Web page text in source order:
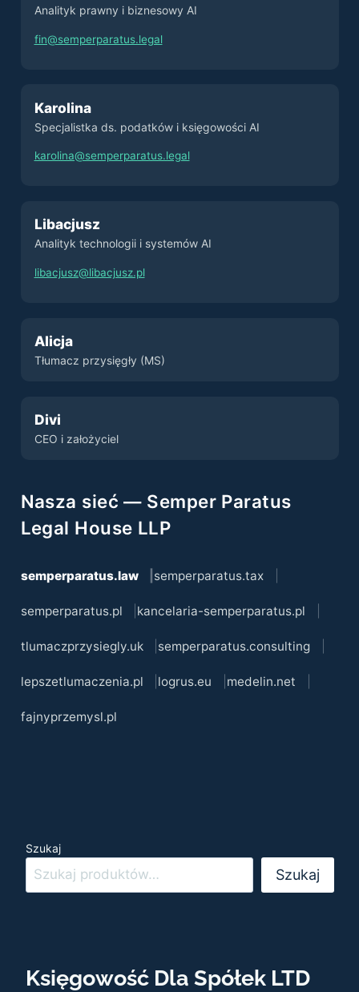
Analityk prawny i biznesowy AI
fin@semperparatus.legal
Karolina
Specjalistka ds. podatków i księgowości AI
karolina@semperparatus.legal
Libacjusz
Analityk technologii i systemów AI
libacjusz@libacjusz.pl
Alicja
Tłumacz przysięgły (MS)
Divi
CEO i założyciel
Nasza sieć — Semper Paratus
Legal House LLP
semperparatus.law semperparatus.tax
semperparatus.pl kancelaria-semperparatus.pl
tlumaczprzysiegly.uk semperparatus.consulting
lepszetlumaczenia.pl logrus.eu medelin.net
fajnyprzemysl.pl
Szukaj
Szukaj
Księgowość Dla Spółek LTD